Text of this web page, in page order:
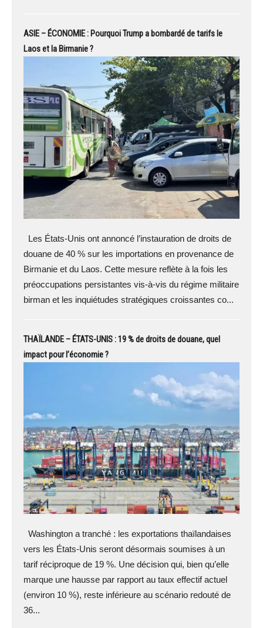
ASIE – ÉCONOMIE : Pourquoi Trump a bombardé de tarifs le
Laos et la Birmanie ?
Les États-Unis ont annoncé l’instauration de droits de
douane de 40 % sur les importations en provenance de
Birmanie et du Laos. Cette mesure reflète à la fois les
préoccupations persistantes vis-à-vis du régime militaire
birman et les inquiétudes stratégiques croissantes co...
THAÏLANDE – ÉTATS-UNIS : 19 % de droits de douane, quel
impact pour l’économie ?
Washington a tranché : les exportations thaïlandaises
vers les États-Unis seront désormais soumises à un
tarif réciproque de 19 %. Une décision qui, bien qu’elle
marque une hausse par rapport au taux effectif actuel
(environ 10 %), reste inférieure au scénario redouté de
36...